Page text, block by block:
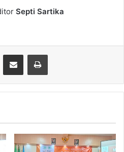
Septi Sartika
Share via Email Cetak